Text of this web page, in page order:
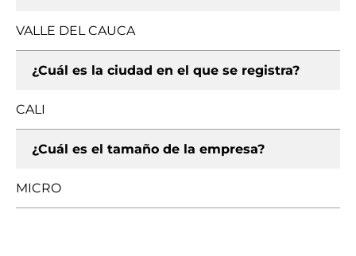
VALLE DEL CAUCA
¿Cuál es la ciudad en el que se registra?
CALI
¿Cuál es el tamaño de la empresa?
MICRO